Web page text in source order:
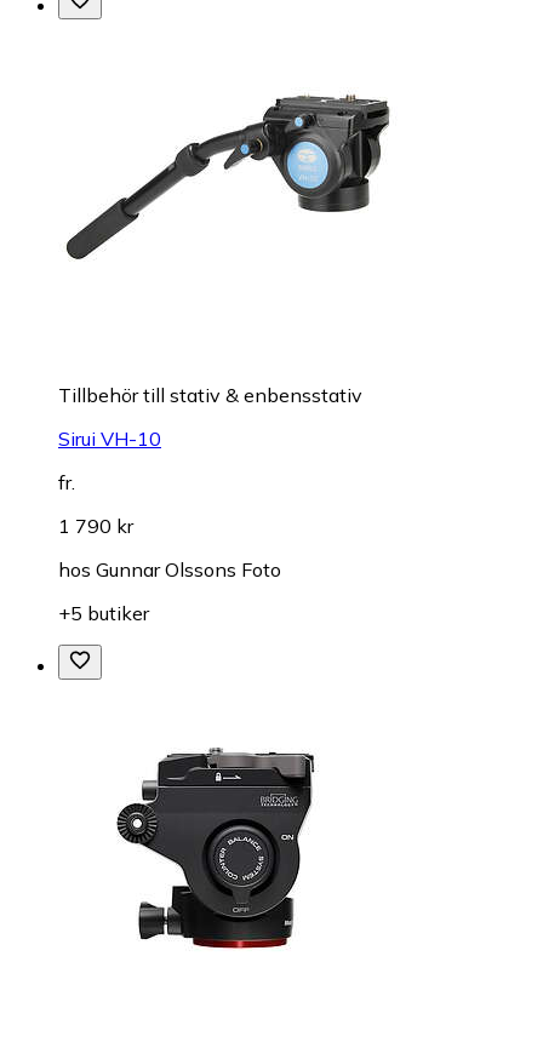
Tillbehör till stativ & enbensstativ
Sirui VH-10
fr.
1 790 kr
hos Gunnar Olssons Foto
+5 butiker